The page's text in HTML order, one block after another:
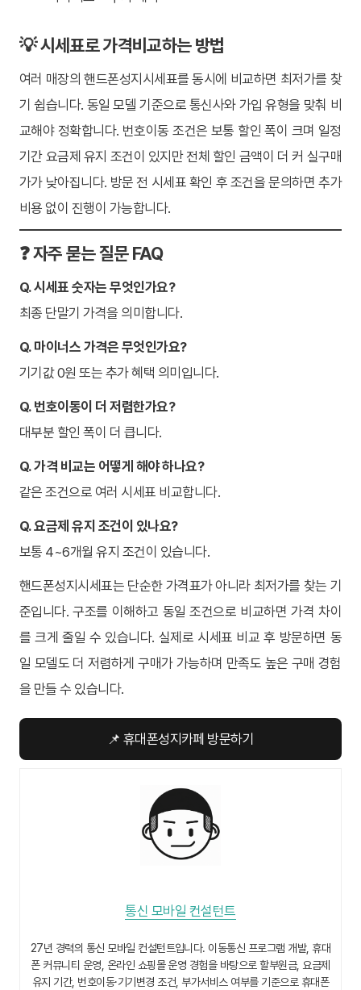
💡 시세표로 가격비교하는 방법
여러 매장의 핸드폰성지시세표를 동시에 비교하면 최저가를 찾
기 쉽습니다. 동일 모델 기준으로 통신사와 가입 유형을 맞춰 비
교해야 정확합니다. 번호이동 조건은 보통 할인 폭이 크며 일정
기간 요금제 유지 조건이 있지만 전체 할인 금액이 더 커 실구매
가가 낮아집니다. 방문 전 시세표 확인 후 조건을 문의하면 추가
비용 없이 진행이 가능합니다.
❓ 자주 묻는 질문 FAQ
Q. 시세표 숫자는 무엇인가요?
최종 단말기 가격을 의미합니다.
Q. 마이너스 가격은 무엇인가요?
기기값 0원 또는 추가 혜택 의미입니다.
Q. 번호이동이 더 저렴한가요?
대부분 할인 폭이 더 큽니다.
Q. 가격 비교는 어떻게 해야 하나요?
같은 조건으로 여러 시세표 비교합니다.
Q. 요금제 유지 조건이 있나요?
보통 4~6개월 유지 조건이 있습니다.
핸드폰성지시세표는 단순한 가격표가 아니라 최저가를 찾는 기
준입니다. 구조를 이해하고 동일 조건으로 비교하면 가격 차이
를 크게 줄일 수 있습니다. 실제로 시세표 비교 후 방문하면 동
일 모델도 더 저렴하게 구매가 가능하며 만족도 높은 구매 경험
을 만들 수 있습니다.
📌 휴대폰성지카페 방문하기
통신 모바일 컨설턴트
27년 경력의 통신 모바일 컨설턴트입니다. 이동통신 프로그램 개발, 휴대
폰 커뮤니티 운영, 온라인 쇼핑몰 운영 경험을 바탕으로 할부원금, 요금제
유지 기간, 번호이동·기기변경 조건, 부가서비스 여부를 기준으로 휴대폰